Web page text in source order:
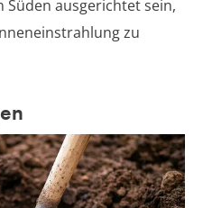
Süden ausgerichtet sein,
zu